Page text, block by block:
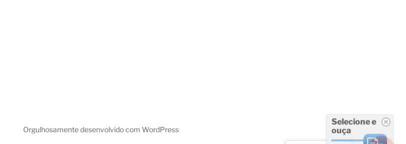
Orgulhosamente desenvolvido com WordPress
Selecione e
ouça